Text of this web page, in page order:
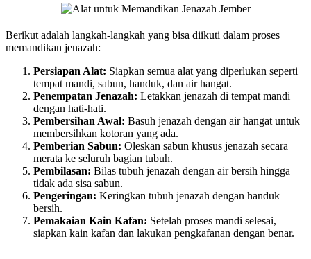
Berikut adalah langkah-langkah yang bisa diikuti dalam proses
memandikan jenazah:
Persiapan Alat: Siapkan semua alat yang diperlukan seperti
tempat mandi, sabun, handuk, dan air hangat.
Penempatan Jenazah: Letakkan jenazah di tempat mandi
dengan hati-hati.
Pembersihan Awal: Basuh jenazah dengan air hangat untuk
membersihkan kotoran yang ada.
Pemberian Sabun: Oleskan sabun khusus jenazah secara
merata ke seluruh bagian tubuh.
Pembilasan: Bilas tubuh jenazah dengan air bersih hingga
tidak ada sisa sabun.
Pengeringan: Keringkan tubuh jenazah dengan handuk
bersih.
Pemakaian Kain Kafan: Setelah proses mandi selesai,
siapkan kain kafan dan lakukan pengkafanan dengan benar.